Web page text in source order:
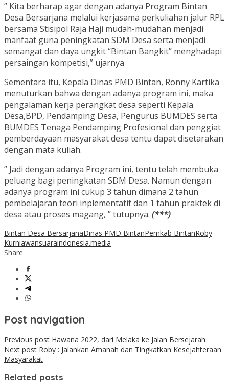
” Kita berharap agar dengan adanya Program Bintan
Desa Bersarjana melalui kerjasama perkuliahan jalur RPL
bersama Stisipol Raja Haji mudah-mudahan menjadi
manfaat guna peningkatan SDM Desa serta menjadi
semangat dan daya ungkit “Bintan Bangkit” menghadapi
persaingan kompetisi,” ujarnya
Sementara itu, Kepala Dinas PMD Bintan, Ronny Kartika
menuturkan bahwa dengan adanya program ini, maka
pengalaman kerja perangkat desa seperti Kepala
Desa,BPD, Pendamping Desa, Pengurus BUMDES serta
BUMDES Tenaga Pendamping Profesional dan penggiat
pemberdayaan masyarakat desa tentu dapat disetarakan
dengan mata kuliah.
” Jadi dengan adanya Program ini, tentu telah membuka
peluang bagi peningkatan SDM Desa. Namun dengan
adanya program ini cukup 3 tahun dimana 2 tahun
pembelajaran teori inplementatif dan 1 tahun praktek di
desa atau proses magang, ” tutupnya. (***)
Bintan Desa BersarjanaDinas PMD BintanPemkab BintanRoby
Kurniawansuaraindonesia.media
Share
Post navigation
Previous post Hawana 2022, dari Melaka ke Jalan Bersejarah
Next post Roby : Jalankan Amanah dan Tingkatkan Kesejahteraan
Masyarakat
Related posts